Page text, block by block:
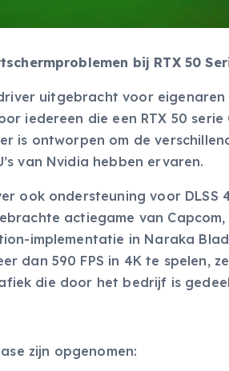
bij RTX 50
uitgebracht voor
iedereen die een RTX 50 serie
is ontworpen om de
van Nvidia hebben ervaren.
ook ondersteuning voor DLSS
actiegame van Capcom,
implementatie in Naraka
dan 590 FPS in 4K te spelen,
die door het bedrijf is
zijn opgenomen: